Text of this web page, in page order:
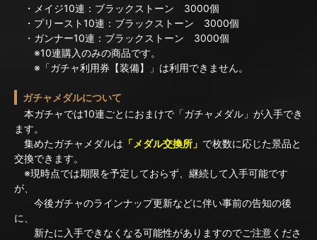
・メイジ10連：ブラックストーン 3000個
・プリースト10連：ブラックストーン 3000個
・ガンナー10連：ブラックストーン 3000個
※10連購入のみの商品です。
※「ガチャ利用券【装備】」は利用できません。
ガチャメダルについて
本ガチャでは10連ごとにおまけで「ガチャメダル」が入手でき
ます。
集めたガチャメダルは 「メダル交換所」 で枚数に応じた景品と
交換できます。
※現時点では期限を予定しておらず、継続して入手可能です
が、
今後ガチャのラインナップ更新などに伴い事前の告知の後
に、
新たに入手できなくなる可能性がありますのでご注意くださ